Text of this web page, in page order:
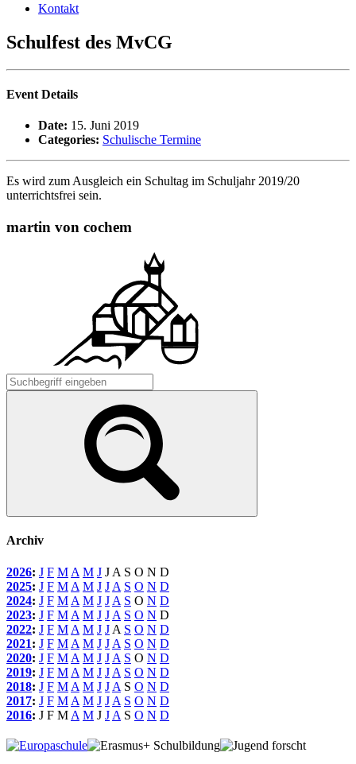
Kontakt
Schulfest des MvCG
Event Details
Date: 15. Juni 2019
Categories: Schulische Termine
Es wird zum Ausgleich ein Schultag im Schuljahr 2019/20
unterrichtsfrei sein.
martin von cochem
Archiv
2026: J F M A M J J A S O N D
2025: J F M A M J J A S O N D
2024: J F M A M J J A S O N D
2023: J F M A M J J A S O N D
2022: J F M A M J J A S O N D
2021: J F M A M J J A S O N D
2020: J F M A M J J A S O N D
2019: J F M A M J J A S O N D
2018: J F M A M J J A S O N D
2017: J F M A M J J A S O N D
2016: J F M A M J J A S O N D